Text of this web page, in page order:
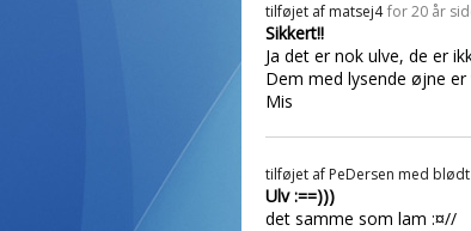
tilføjet af matsej4 for 20 år
Sikkert!!
Ja det er nok ulve, de er
Dem med lysende øjne
Mis
tilføjet af PeDersen med
Ulv :==)))
det samme som lam :¤//